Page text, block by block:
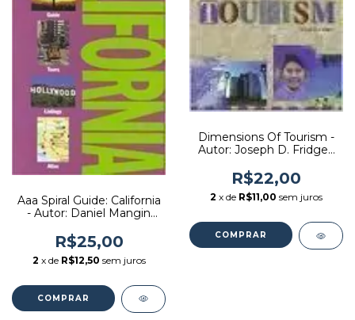
Aaa Spiral Guide: California
- Autor: Daniel Mangin
R$25,00
2 x de R$12,50 sem juros
Dimensions Of Tourism -
Autor: Joseph D. Fridgen
R$22,00
2 x de R$11,00 sem juros